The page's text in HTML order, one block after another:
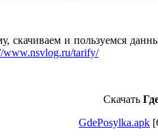
скачиваем и пользуемся
www.nsvlog.ru/tarify/
Скачать
GdePosylka.apk